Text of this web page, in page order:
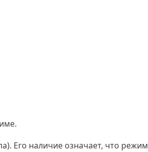
Его наличие означает, что режим